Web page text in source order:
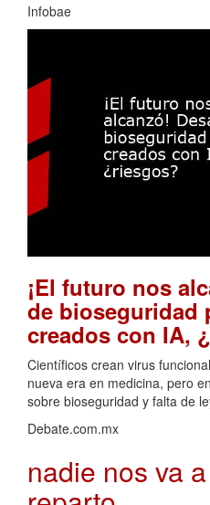
Infobae
¡El futuro nos
de bioseguridad
creados con IA,
Científicos crean virus
nueva era en medicina, pero
sobre bioseguridad y falta de
Debate.com.mx
nadie nos va